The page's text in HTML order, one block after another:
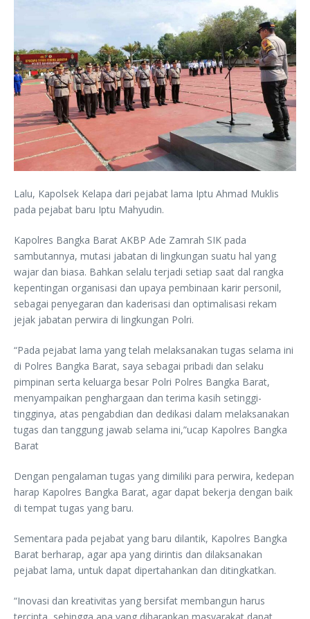
Lalu, Kapolsek Kelapa dari pejabat lama Iptu Ahmad Muklis
pada pejabat baru Iptu Mahyudin.
Kapolres Bangka Barat AKBP Ade Zamrah SIK pada
sambutannya, mutasi jabatan di lingkungan suatu hal yang
wajar dan biasa. Bahkan selalu terjadi setiap saat dal rangka
kepentingan organisasi dan upaya pembinaan karir personil,
sebagai penyegaran dan kaderisasi dan optimalisasi rekam
jejak jabatan perwira di lingkungan Polri.
“Pada pejabat lama yang telah melaksanakan tugas selama ini
di Polres Bangka Barat, saya sebagai pribadi dan selaku
pimpinan serta keluarga besar Polri Polres Bangka Barat,
menyampaikan penghargaan dan terima kasih setinggi-
tingginya, atas pengabdian dan dedikasi dalam melaksanakan
tugas dan tanggung jawab selama ini,”ucap Kapolres Bangka
Barat
Dengan pengalaman tugas yang dimiliki para perwira, kedepan
harap Kapolres Bangka Barat, agar dapat bekerja dengan baik
di tempat tugas yang baru.
Sementara pada pejabat yang baru dilantik, Kapolres Bangka
Barat berharap, agar apa yang dirintis dan dilaksanakan
pejabat lama, untuk dapat dipertahankan dan ditingkatkan.
“Inovasi dan kreativitas yang bersifat membangun harus